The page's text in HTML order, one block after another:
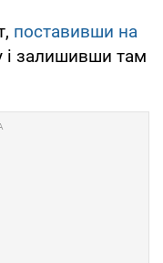
поставивши на
і залишивши там